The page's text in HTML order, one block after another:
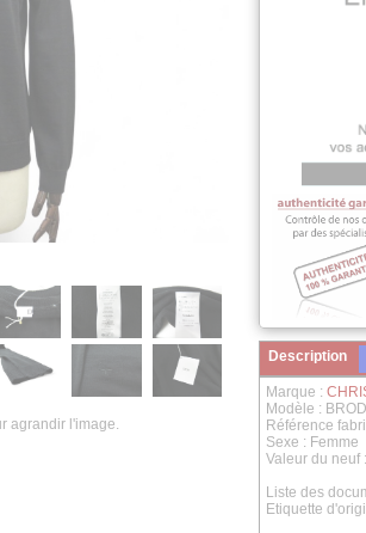
agrandir l'image.
Description
Marque :
Modèle :
Référence
Sexe : Femme
Valeur du neuf
Liste des
Etiquette